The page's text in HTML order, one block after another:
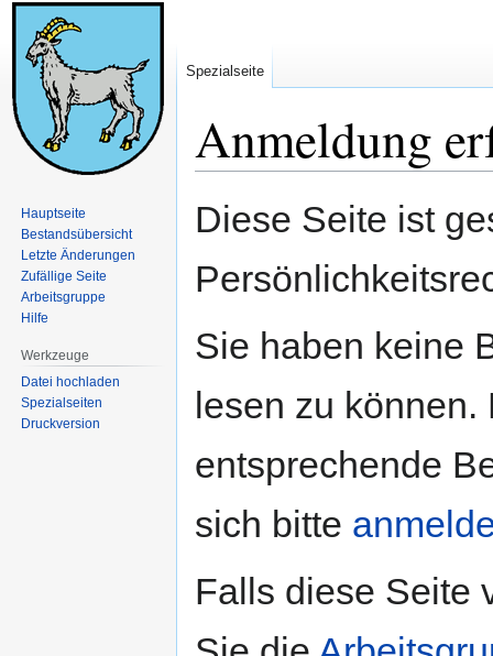
Anmeldung
Navigation
Suche
Diese Seite ist
Sie haben keine
lesen zu
entsprechende
sich bitte
Falls diese Seite
Spezialseite
Hauptseite
Bestandsübersicht
Letzte Änderungen
Zufällige Seite
Arbeitsgruppe
Hilfe
Werkzeuge
Datei hochladen
Spezialseiten
Druckversion